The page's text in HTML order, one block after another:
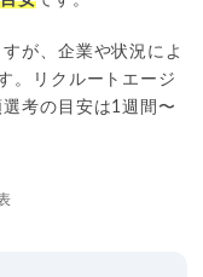
が、企業や状況によ
。リクルートエージ
考の目安は1週間〜